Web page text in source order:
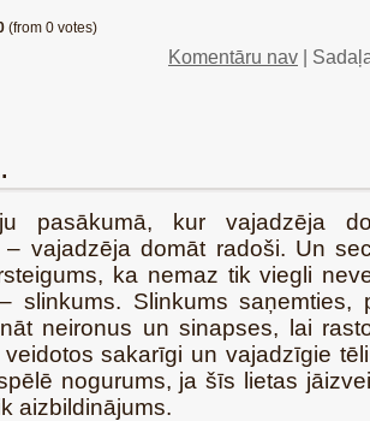
(from 0 votes)
Komentāru nav |
pasākumā, kur vajadzēja
– vajadzēja domāt radoši. Un
ka nemaz tik viegli
slinkums. Slinkums saņemties,
neironus un sinapses, lai
sakarīgi un vajadzīgie
nogurums, ja šīs lietas
aizbildinājums.